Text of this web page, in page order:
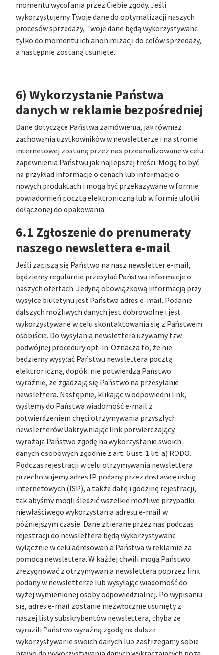
momentu wycofania przez Ciebie zgody. Jeśli
wykorzystujemy Twoje dane do optymalizacji naszych
procesów sprzedaży, Twoje dane będą wykorzystywane
tylko do momentu ich anonimizacji do celów sprzedaży,
a następnie zostaną usunięte.
6) Wykorzystanie Państwa
danych w reklamie bezpośredniej
Dane dotyczące Państwa zamówienia, jak również
zachowania użytkowników w newsletterze i na stronie
internetowej zostaną przez nas przeanalizowane w celu
zapewnienia Państwu jak najlepszej treści. Mogą to być
na przykład informacje o cenach lub informacje o
nowych produktach i mogą być przekazywane w formie
powiadomień pocztą elektroniczną lub w formie ulotki
dołączonej do opakowania.
6.1 Zgłoszenie do prenumeraty
naszego newslettera e-mail
Jeśli zapiszą się Państwo na nasz newsletter e-mail,
będziemy regularnie przesyłać Państwu informacje o
naszych ofertach. Jedyną obowiązkową informacją przy
wysyłce biuletynu jest Państwa adres e-mail. Podanie
dalszych możliwych danych jest dobrowolne i jest
wykorzystywane w celu skontaktowania się z Państwem
osobiście. Do wysyłania newslettera używamy tzw.
podwójnej procedury opt-in. Oznacza to, że nie
będziemy wysyłać Państwu newslettera pocztą
elektroniczną, dopóki nie potwierdzą Państwo
wyraźnie, że zgadzają się Państwo na przesyłanie
newslettera. Następnie, klikając w odpowiedni link,
wyślemy do Państwa wiadomość e-mail z
potwierdzeniem chęci otrzymywania przyszłych
newsletterów.Uaktywniając link potwierdzający,
wyrażają Państwo zgodę na wykorzystanie swoich
danych osobowych zgodnie z art. 6 ust. 1 lit. a) RODO.
Podczas rejestracji w celu otrzymywania newslettera
przechowujemy adres IP podany przez dostawcę usług
internetowych (ISP), a także datę i godzinę rejestracji,
tak abyśmy mogli śledzić wszelkie możliwe przypadki
niewłaściwego wykorzystania adresu e-mail w
późniejszym czasie. Dane zbierane przez nas podczas
rejestracji do newslettera będą wykorzystywane
wyłącznie w celu adresowania Państwa w reklamie za
pomocą newslettera. W każdej chwili mogą Państwo
zrezygnować z otrzymywania newslettera poprzez link
podany w newsletterze lub wysyłając wiadomość do
wyżej wymienionej osoby odpowiedzialnej. Po wypisaniu
się, adres e-mail zostanie niezwłocznie usunięty z
naszej listy subskrybentów newslettera, chyba że
wyrazili Państwo wyraźną zgodę na dalsze
wykorzystywanie swoich danych lub zastrzegamy sobie